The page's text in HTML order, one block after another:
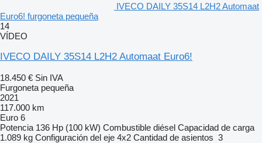
IVECO DAILY 35S14 L2H2 Automaat
Euro6! furgoneta pequeña
14
VÍDEO
IVECO DAILY 35S14 L2H2 Automaat Euro6!
18.450 € Sin IVA
Furgoneta pequeña
2021
117.000 km
Euro 6
Potencia 136 Hp (100 kW) Combustible diésel Capacidad de carga
1.089 kg Configuración del eje 4x2 Cantidad de asientos 3